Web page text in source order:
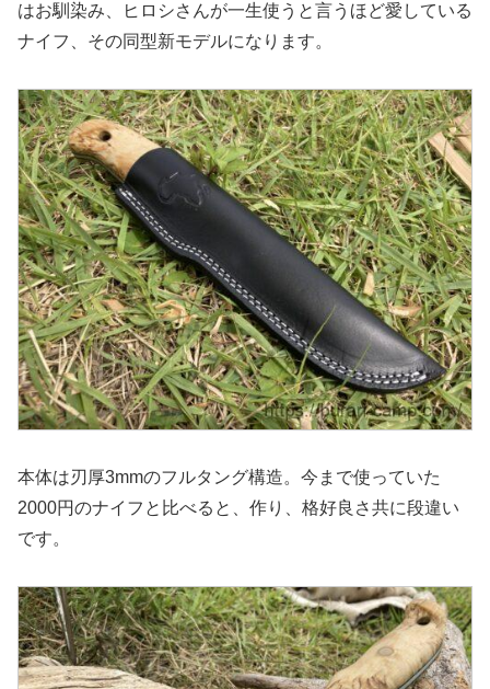
はお馴染み、ヒロシさんが一生使うと言うほど愛している
ナイフ、その同型新モデルになります。
本体は刃厚3mmのフルタング構造。今まで使っていた
2000円のナイフと比べると、作り、格好良さ共に段違い
です。